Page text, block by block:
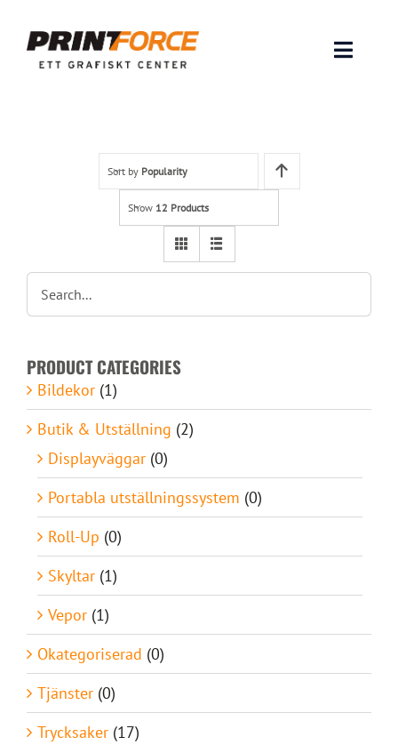
content
Toggle
INSPIRATION
Lämna original & filer
Om oss
Kontakt
Sort by Popularity
Show 12 Products
PRODUCT CATEGORIES
Bildekor (1)
Butik & Utställning (2)
Displayväggar (0)
Portabla utställningssystem (0)
Roll-Up (0)
Skyltar (1)
Vepor (1)
Okategoriserad (0)
Tjänster (0)
Trycksaker (17)